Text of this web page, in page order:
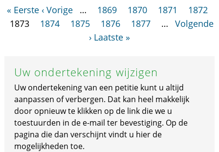
« Eerste ‹ Vorige … 1869 1870 1871
1872
1873
1874 1875 1876 1877 …
Volgende
› Laatste »
Uw ondertekening wijzigen
Uw ondertekening van een petitie kunt u altijd
aanpassen of verbergen. Dat kan heel makkelijk
door opnieuw te klikken op de link die we u
toestuurden in de e-mail ter bevestiging. Op de
pagina die dan verschijnt vindt u hier de
mogelijkheden toe.